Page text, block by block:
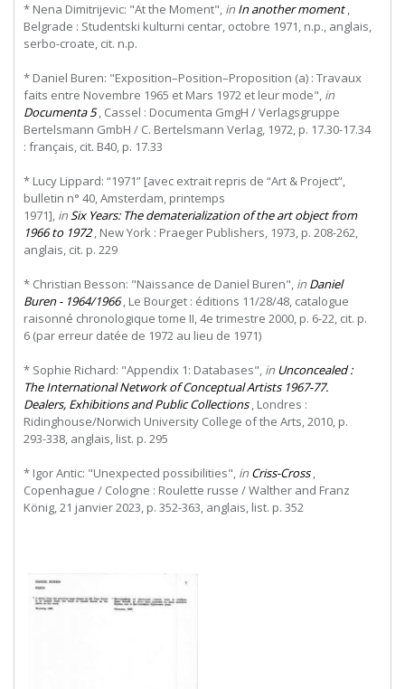
* Nena Dimitrijevic: "At the Moment", in In another moment,
Belgrade : Studentski kulturni centar, octobre 1971, n.p., anglais,
serbo-croate, cit. n.p.
* Daniel Buren: "Exposition–Position–Proposition (a) : Travaux
faits entre Novembre 1965 et Mars 1972 et leur mode", in
Documenta 5, Cassel : Documenta GmgH / Verlagsgruppe
Bertelsmann GmbH / C. Bertelsmann Verlag, 1972, p. 17.30-17.34
: français, cit. B40, p. 17.33
* Lucy Lippard: “1971” [avec extrait repris de “Art & Project”,
bulletin n° 40,Amsterdam, printemps
1971], inSix Years: The dematerialization of the art object from
1966 to 1972, New York : Praeger Publishers, 1973, p. 208-262,
anglais, cit. p. 229
* Christian Besson: "Naissance de Daniel Buren", in Daniel
Buren - 1964/1966, Le Bourget : éditions 11/28/48, catalogue
raisonné chronologique tome II, 4e trimestre 2000, p. 6-22, cit. p.
6 (par erreur datée de 1972 au lieu de 1971)
* Sophie Richard: "Appendix 1: Databases", in Unconcealed :
The International Network of Conceptual Artists 1967-77.
Dealers, Exhibitions and Public Collections, Londres :
Ridinghouse/Norwich University College of the Arts, 2010, p.
293-338, anglais, list. p. 295
* Igor Antic: "Unexpected possibilities", in Criss-Cross,
Copenhague / Cologne : Roulette russe / Walther and Franz
König, 21 janvier 2023, p. 352-363, anglais, list. p. 352